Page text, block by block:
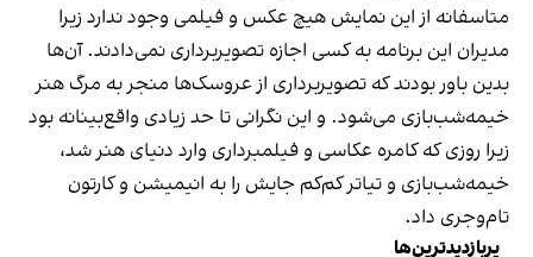
متاسفانه از این نمایش هیچ عکس و فیلمی وجود ندارد زیرا
مدیران این برنامه به کسی اجازه تصویربرداری نمی‌دادند. آن‌ها
بدین باور بودند که تصویربرداری از عروسک‌ها منجر به مرگ هنر
خیمه‌شب‌بازی می‌شود. و این نگرانی تا حد زیادی واقع‌بینانه بود
زیرا روزی که کامره عکاسی و فیلمبرداری وارد دنیای هنر شد،
خیمه‌شب‌بازی و تیاتر کم‌کم جایش را به انیمیشن و کارتون
تام‌وجری داد.
پربازدیدترین‌ها